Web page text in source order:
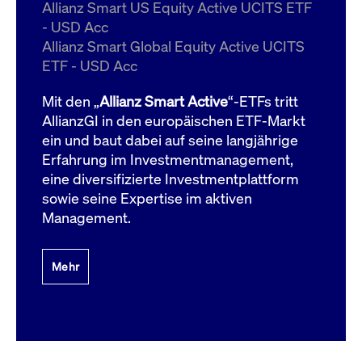
Allianz Smart US Equity Active UCITS ETF
- USD Acc
Allianz Smart Global Equity Active UCITS
ETF - USD Acc
Mit den „Allianz Smart Active“-ETFs tritt
AllianzGI in den europäischen ETF-Markt
ein und baut dabei auf seine langjährige
Erfahrung im Investmentmanagement,
eine diversifizierte Investmentplattform
sowie seine Expertise im aktiven
Management.
Mehr
ApplicationGatewayAffinityCORS
boerse.com
Domain
bis